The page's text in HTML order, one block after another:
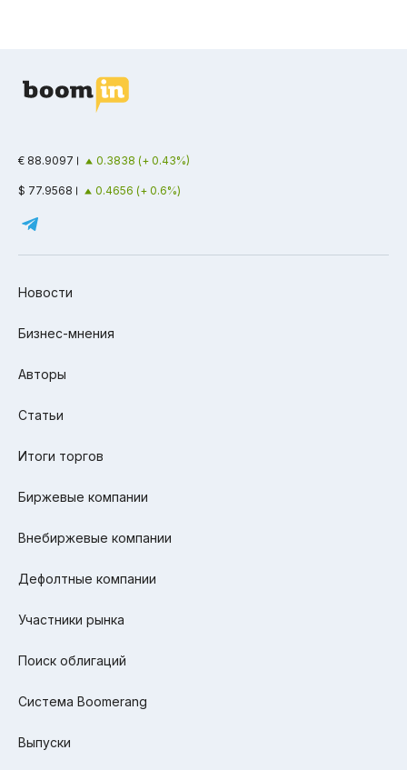
€ 88.9097 0.3838 (+ 0.43%)
$ 77.9568 0.4656 (+ 0.6%)
Новости
Бизнес-мнения
Авторы
Статьи
Итоги торгов
Биржевые компании
Внебиржевые компании
Дефолтные компании
Участники рынка
Поиск облигаций
Система Boomerang
Выпуски